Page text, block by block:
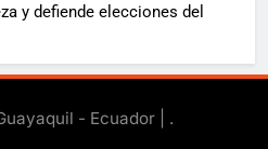
y defiende elecciones del
- Ecuador | .